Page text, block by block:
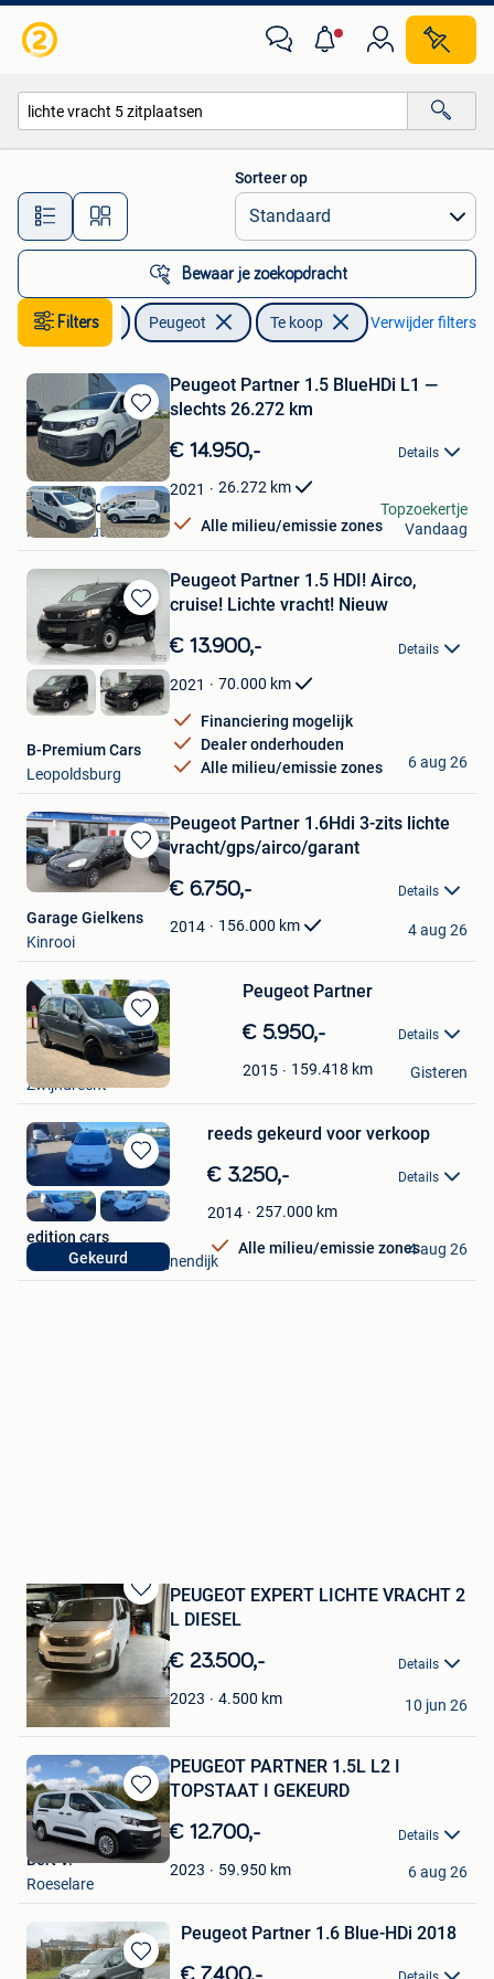
Alle afstanden…
Sorteer op
Bewaar je zoekopdracht
Filters
Auto's Peugeot Te koop Verwijder filters
Bewaren
in
Mijn
Favorieten
Peugeot Partner 1.5 BlueHDi L1 —
slechts 26.272 km
€ 14.950,- Details
2021 26.272 km
Alle milieu/emissie zones
GarageTyco
Herenthout
Topzoekertje
Vandaag
Bewaren
in
Mijn
Favorieten
Peugeot Partner 1.5 HDI! Airco,
cruise! Lichte vracht! Nieuw
€ 13.900,- Details
2021 70.000 km
Financiering mogelijk
Dealer onderhouden
Alle milieu/emissie zones
B-Premium Cars
Leopoldsburg
6 aug 26
Bewaren
in
Favorieten
Peugeot Partner 1.6Hdi 3-zits lichte
vracht/gps/airco/garant
€ 6.750,- Details
2014 156.000 km
Garage Gielkens
Kinrooi
4 aug 26
Bewaren
in
Mijn
Favorieten
Peugeot Partner
€ 5.950,- Details
2015 159.418 km
MN Deluxe Cars
Zwijndrecht
Gisteren
Bewaren
in
Mijn
Gekeurd
reeds gekeurd voor verkoop
€ 3.250,- Details
2014 257.000 km
Alle milieu/emissie zones
edition cars
Aarschot + Deel Begijnendijk
4 aug 26
Bewaren
in
Mijn
Favorieten
PEUGEOT EXPERT LICHTE VRACHT 2
L DIESEL
€ 23.500,- Details
2023 4.500 km
BRUNO
Zottegem
10 jun 26
Bewaren
in
Mijn
Favorieten
PEUGEOT PARTNER 1.5L L2 I
TOPSTAAT I GEKEURD
€ 12.700,- Details
2023 59.950 km
Bert V.
Roeselare
6 aug 26
Bewaren
Peugeot Partner 1.6 Blue-HDi 2018